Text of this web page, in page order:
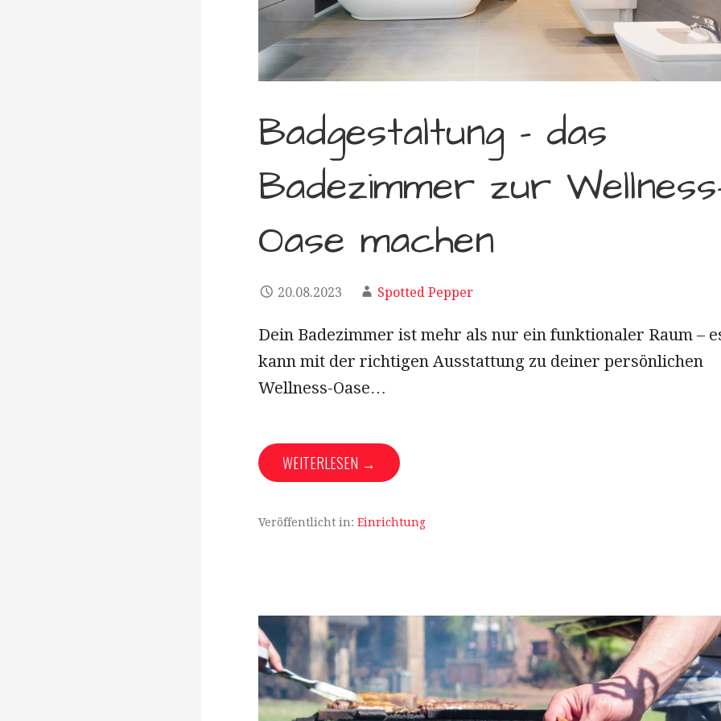
Badgestaltung – das
Badezimmer zur
Oase machen
20.08.2023 Spotted Pepper
Dein Badezimmer ist mehr als nur ein funktionaler Raum –
kann mit der richtigen Ausstattung zu deiner persönlichen
Wellness-Oase…
WEITERLESEN →
Veröffentlicht in: Einrichtung